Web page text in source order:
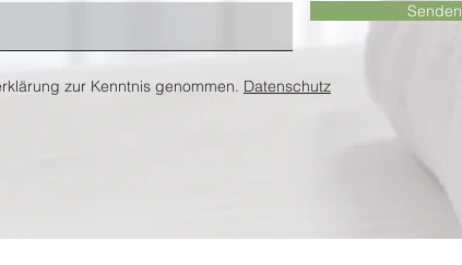
Senden
zur Kenntnis genommen. Datenschutz